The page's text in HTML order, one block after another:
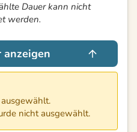
Dauer kann nicht
werden.
anzeigen
nicht ausgewählt.